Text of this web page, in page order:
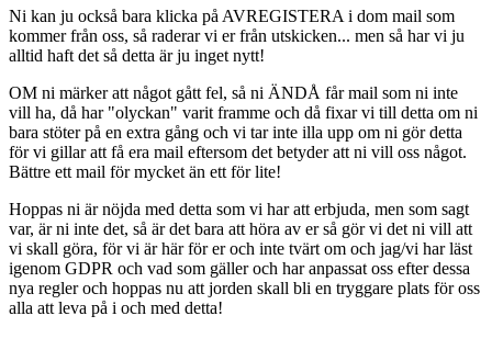
Ni kan ju också bara klicka på AVREGISTERA i dom mail som
kommer från oss, så raderar vi er från utskicken... men så har vi ju
alltid haft det så detta är ju inget nytt!
OM ni märker att något gått fel, så ni ÄNDÅ får mail som ni inte
vill ha, då har "olyckan" varit framme och då fixar vi till detta om ni
bara stöter på en extra gång och vi tar inte illa upp om ni gör detta
för vi gillar att få era mail eftersom det betyder att ni vill oss något.
Bättre ett mail för mycket än ett för lite!
Hoppas ni är nöjda med detta som vi har att erbjuda, men som sagt
var, är ni inte det, så är det bara att höra av er så gör vi det ni vill att
vi skall göra, för vi är här för er och inte tvärt om och jag/vi har läst
igenom GDPR och vad som gäller och har anpassat oss efter dessa
nya regler och hoppas nu att jorden skall bli en tryggare plats för oss
alla att leva på i och med detta!